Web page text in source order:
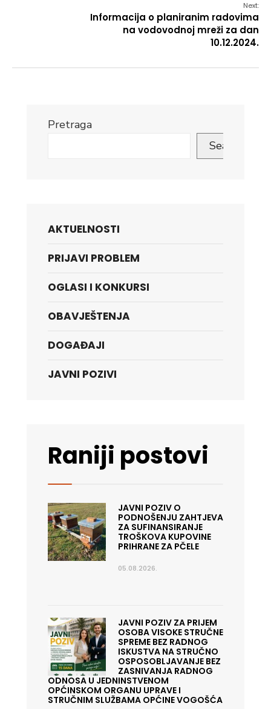
Next:
Informacija o planiranim radovima
na vodovodnoj mreži za dan
10.12.2024.
Pretraga
Search
AKTUELNOSTI
PRIJAVI PROBLEM
OGLASI I KONKURSI
OBAVJEŠTENJA
DOGAĐAJI
JAVNI POZIVI
Raniji postovi
JAVNI POZIV O
PODNOŠENJU ZAHTJEVA
ZA SUFINANSIRANJE
TROŠKOVA KUPOVINE
PRIHRANE ZA PČELE
05.08.2026.
JAVNI POZIV ZA PRIJEM
OSOBA VISOKE STRUČNE
SPREME BEZ RADNOG
ISKUSTVA NA STRUČNO
OSPOSOBLJAVANJE BEZ
ZASNIVANJA RADNOG
ODNOSA U JEDNINSTVENOM
OPĆINSKOM ORGANU UPRAVE I
STRUČNIM SLUŽBAMA OPĆINE VOGOŠĆA